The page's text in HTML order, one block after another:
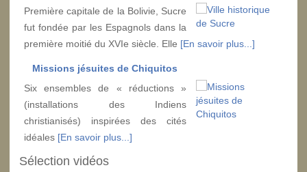
Première capitale de la Bolivie, Sucre
fut fondée par les Espagnols dans la
première moitié du XVIe siècle. Elle [En savoir plus...]
Missions jésuites de Chiquitos
Six ensembles de « réductions »
(installations des Indiens
christianisés) inspirées des cités
idéales [En savoir plus...]
Sélection vidéos